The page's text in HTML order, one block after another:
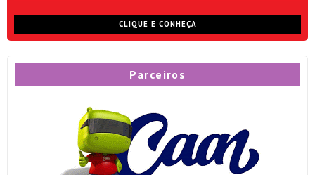
CLIQUE E CONHEÇA
Parceiros